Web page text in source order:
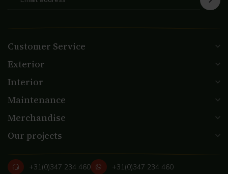
Customer Service
Exterior
Interior
Maintenance
Merchandise
Our projects
+31(0)347 234 460 +31(0)347 234 460